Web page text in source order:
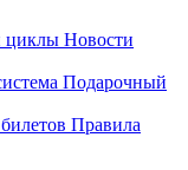
циклы Новости
Подарочный
Правила